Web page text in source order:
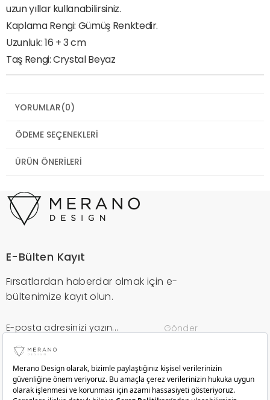
uzun yıllar kullanabilirsiniz.
Kaplama Rengi: Gümüş Renktedir.
Uzunluk: 16 + 3 cm
Taş Rengi: Crystal Beyaz
YORUMLAR(0)
ÖDEME SEÇENEKLERI
ÜRÜN ÖNERILERI
E-Bülten Kayıt
Fırsatlardan haberdar olmak için e-
bültenimize kayıt olun.
Gönder
Kurumsal